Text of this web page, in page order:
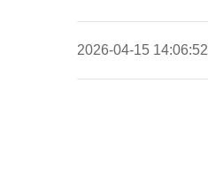
2026-04-15 14:06:52